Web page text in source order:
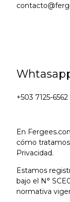
+503 7125-6562
En
cómo
Privacidad.
Estamos
bajo el N°
normativa